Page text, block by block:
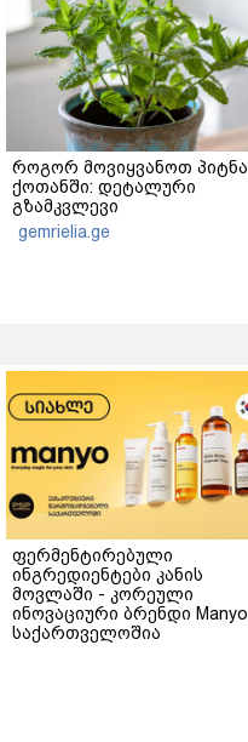
როგორ მოვიყვანოთ პიტნა
ქოთანში: დეტალური
გზამკვლევი
gemrielia.ge
ფერმენტირებული
ინგრედიენტები კანის
მოვლაში - კორეული
ინოვაციური ბრენდი Manyo
საქართველოშია